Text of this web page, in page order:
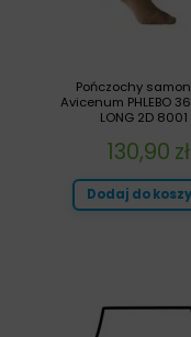
Pończochy
Avicenum PHLEBO
LONG 2D 8001
130,90 zł
Dodaj do